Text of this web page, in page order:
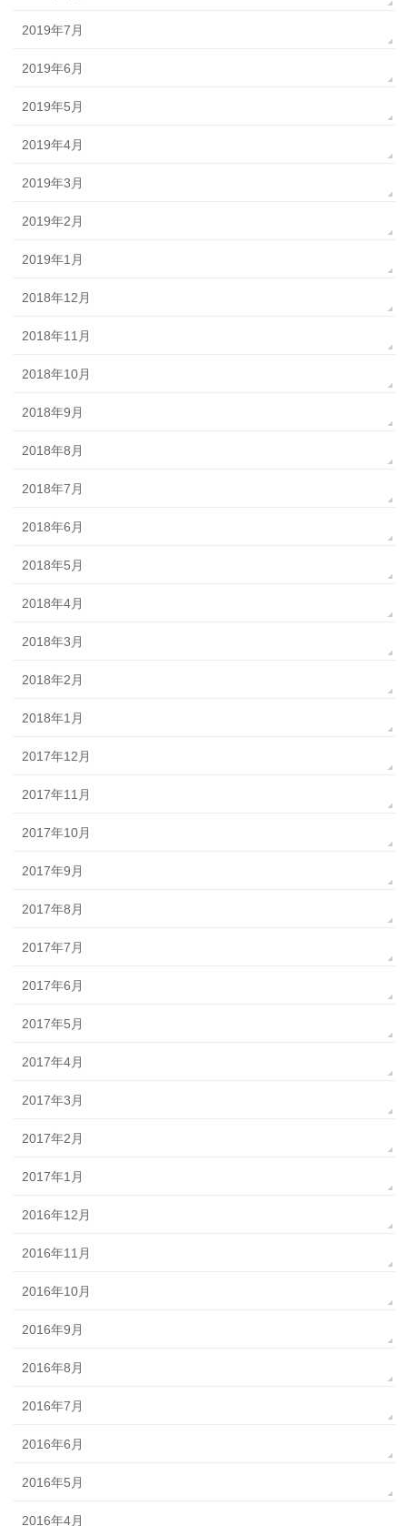
2019年7月
2019年6月
2019年5月
2019年4月
2019年3月
2019年2月
2019年1月
2018年12月
2018年11月
2018年10月
2018年9月
2018年8月
2018年7月
2018年6月
2018年5月
2018年4月
2018年3月
2018年2月
2018年1月
2017年12月
2017年11月
2017年10月
2017年9月
2017年8月
2017年7月
2017年6月
2017年5月
2017年4月
2017年3月
2017年2月
2017年1月
2016年12月
2016年11月
2016年10月
2016年9月
2016年8月
2016年7月
2016年6月
2016年5月
2016年4月